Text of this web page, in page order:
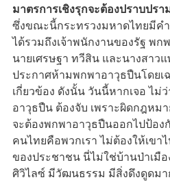
มาตรการเชิงรุกจะต้องปราบปร
ซึ่งขณะนี้กระทรวงมหาดไทยมีค
ได้รวมถึงเจ้าพนักงานของรัฐ พ
นายเศรษฐา ทวีสิน และนางสาว
ประกาศห้ามพกพาอาวุธปืนโดย
เกี่ยวข้อง ดังนั้น วันนี้หากเจอ ไม่
อาวุธปืน ต้องจับ เพราะผิดกฎหม
จะต้องพกพาอาวุธปืนออกไปป้อง
คนไทยคือพวกเรา ไม่ต้องให้เข
ของประชาชน นี่ไม่ใช่บ้านป่าเมื
ศิวิไลซ์ มีวัฒนธรรม มีสิ่งดึงดูดม